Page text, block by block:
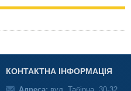
КОНТАКТНА ІНФОРМАЦІЯ